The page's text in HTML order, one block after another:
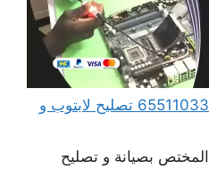
مهندس كمبيوتر النويصيب 65511033 تصليح لابتوب و
بصيانة و تصليح